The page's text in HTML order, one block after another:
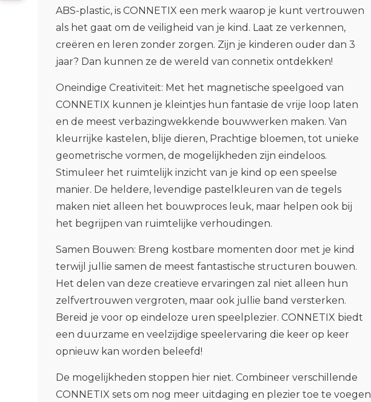
ABS-plastic, is CONNETIX een merk waarop je kunt vertrouwen
als het gaat om de veiligheid van je kind. Laat ze verkennen,
creëren en leren zonder zorgen. Zijn je kinderen ouder dan 3
jaar? Dan kunnen ze de wereld van connetix ontdekken!
Oneindige Creativiteit: Met het magnetische speelgoed van
CONNETIX kunnen je kleintjes hun fantasie de vrije loop laten
en de meest verbazingwekkende bouwwerken maken. Van
kleurrijke kastelen, blije dieren, Prachtige bloemen, tot unieke
geometrische vormen, de mogelijkheden zijn eindeloos.
Stimuleer het ruimtelijk inzicht van je kind op een speelse
manier. De heldere, levendige pastelkleuren van de tegels
maken niet alleen het bouwproces leuk, maar helpen ook bij
het begrijpen van ruimtelijke verhoudingen.
Samen Bouwen: Breng kostbare momenten door met je kind
terwijl jullie samen de meest fantastische structuren bouwen.
Het delen van deze creatieve ervaringen zal niet alleen hun
zelfvertrouwen vergroten, maar ook jullie band versterken.
Bereid je voor op eindeloze uren speelplezier. CONNETIX biedt
een duurzame en veelzijdige speelervaring die keer op keer
opnieuw kan worden beleefd!
De mogelijkheden stoppen hier niet. Combineer verschillende
CONNETIX sets om nog meer uitdaging en plezier toe te voegen